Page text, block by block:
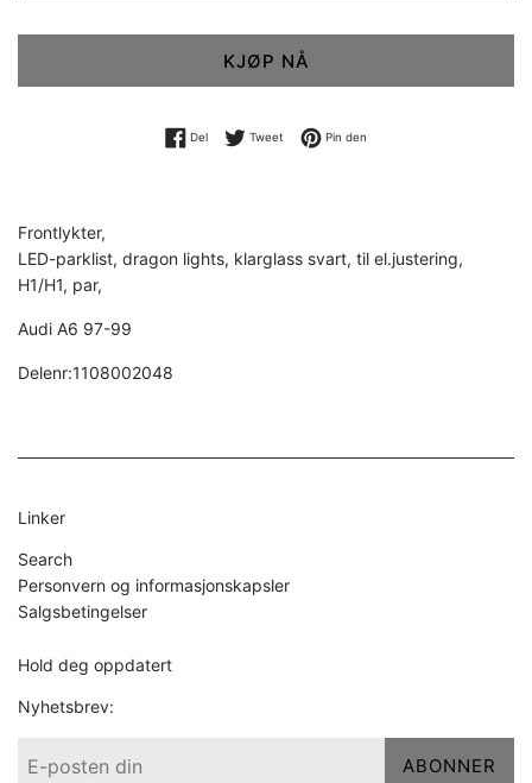
KJØP NÅ
DelDel på Facebook
Tweet Tweet på Twitter
Pin den
Frontlykter,
LED-parklist, dragon lights, klarglass svart, til el.justering,
H1/H1, par,
Audi A6 97-99
Delenr:1108002048
Linker
Search
Personvern og informasjonskapsler
Salgsbetingelser
Hold deg oppdatert
Nyhetsbrev:
ABONNER